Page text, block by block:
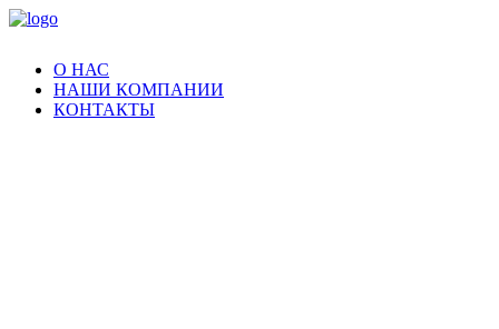
О НАС
НАШИ КОМПАНИИ
КОНТАКТЫ